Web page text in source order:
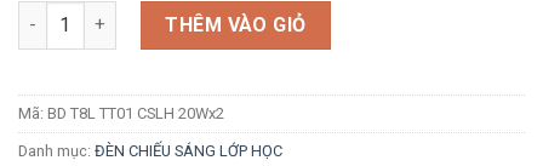
Số lượng THÊM VÀO GIỎ
Mã: BD T8L TT01 CSLH 20Wx2
Danh mục: ĐÈN CHIẾU SÁNG LỚP HỌC